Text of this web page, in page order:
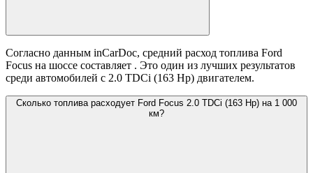
Согласно данным inCarDoc, средний расход топлива Ford
Focus на шоссе составляет . Это один из лучших результатов
среди автомобилей с 2.0 TDCi (163 Hp) двигателем.
Сколько топлива расходует Ford Focus 2.0 TDCi (163 Hp) на 1 000
км?